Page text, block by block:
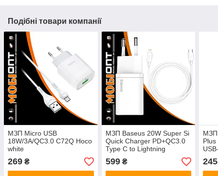
Подібні товари компанії
МЗП Micro USB
18W/3A/QC3.0 C72Q Hoco
white
269 ₴
МЗП Baseus 20W Super Si
Quick Charger PD+QC3.0
Type C to Lightning
(TZCCSUP-B02) white
599₴
МЗП
245